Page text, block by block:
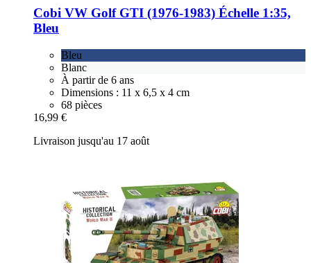
Cobi VW Golf GTI (1976-​1983) Échelle 1:35,
Bleu
Bleu
Blanc
À partir de 6 ans
Dimensions : 11 x 6,5 x 4 cm
68 pièces
16,99 €
Livraison jusqu'au 17 août